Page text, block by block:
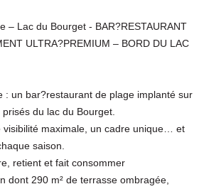
– Lac du Bourget - BAR?RESTAURANT
ULTRA?PREMIUM – BORD DU LAC
: un bar?restaurant de plage implanté sur
du lac du Bourget.
visibilité maximale, un cadre unique… et
saison.
retient et fait consommer
dont 290 m² de terrasse ombragée,